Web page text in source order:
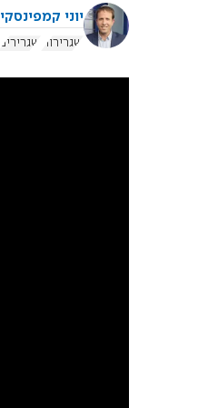
יוני קמפינסקי
שגרירות
שגרירים